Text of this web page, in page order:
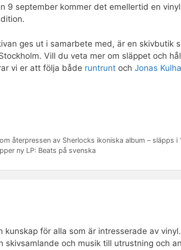
9 september kommer det emellertid en
ges ut i samarbete med, är en skivbutik
Vill du veta mer om släppet och
vi er att följa både runtrunt och Jonas
återpressen av Sherlocks ikoniska album – släpps i
ny LP: Beats på svenska
för alla som är intresserade av
och musik till utrustning och